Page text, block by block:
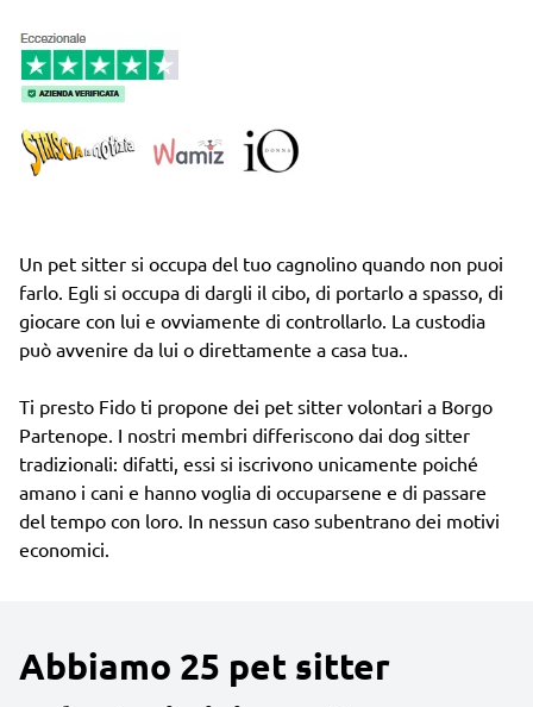
Un pet sitter si occupa del tuo cagnolino quando non puoi
farlo. Egli si occupa di dargli il cibo, di portarlo a spasso, di
giocare con lui e ovviamente di controllarlo. La custodia
può avvenire da lui o direttamente a casa tua..
Ti presto Fido ti propone dei pet sitter volontari a Borgo
Partenope. I nostri membri differiscono dai dog sitter
tradizionali: difatti, essi si iscrivono unicamente poiché
amano i cani e hanno voglia di occuparsene e di passare
del tempo con loro. In nessun caso subentrano dei motivi
economici.
Abbiamo 25 pet sitter